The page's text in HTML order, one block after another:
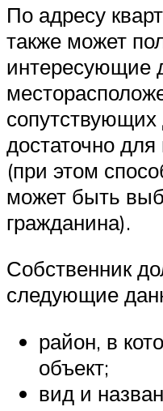
По адресу
также может
интересующие
сопутствующих
достаточно
(при этом
может быть
гражданина).
Собственник
следующие
район, в
объект;
вид и